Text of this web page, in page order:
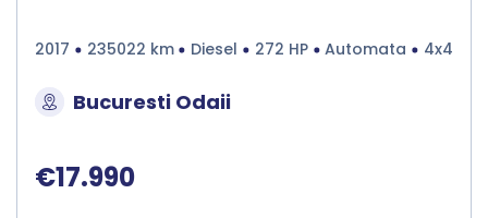
2017 235022 km Diesel 272 HP Automata 4x4
Bucuresti Odaii
€17.990